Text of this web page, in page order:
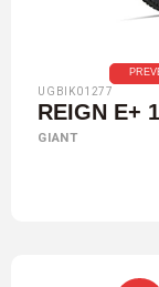
UGBIK01277
REIGN E+ 1
GIANT